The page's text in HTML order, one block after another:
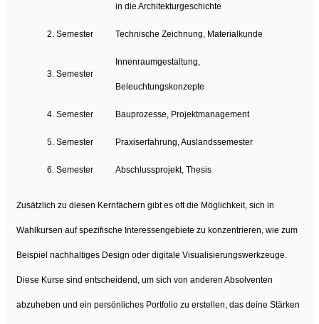
in die Architekturgeschichte
2. Semester Technische Zeichnung, Materialkunde
3. Semester
Innenraumgestaltung,
Beleuchtungskonzepte
4. Semester Bauprozesse, Projektmanagement
5. Semester Praxiserfahrung, Auslandssemester
6. Semester Abschlussprojekt, Thesis
Zusätzlich zu diesen Kernfächern gibt es oft die Möglichkeit, sich in
Wahlkursen auf spezifische Interessengebiete zu konzentrieren, wie zum
Beispiel nachhaltiges Design oder digitale Visualisierungswerkzeuge.
Diese Kurse sind entscheidend, um sich von anderen Absolventen
abzuheben und ein persönliches Portfolio zu erstellen, das deine Stärken